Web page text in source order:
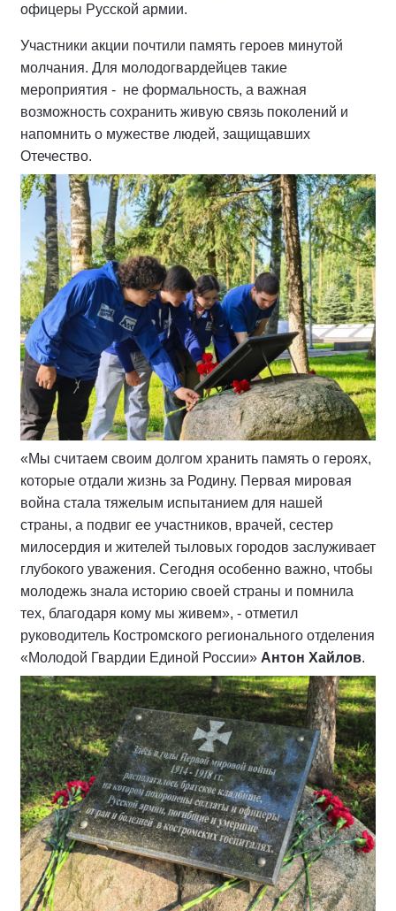
офицеры Русской армии.
Участники акции почтили память героев минутой
молчания. Для молодогвардейцев такие
мероприятия - не формальность, а важная
возможность сохранить живую связь поколений и
напомнить о мужестве людей, защищавших
Отечество.
«Мы считаем своим долгом хранить память о героях,
которые отдали жизнь за Родину. Первая мировая
война стала тяжелым испытанием для нашей
страны, а подвиг ее участников, врачей, сестер
милосердия и жителей тыловых городов заслуживает
глубокого уважения. Сегодня особенно важно, чтобы
молодежь знала историю своей страны и помнила
тех, благодаря кому мы живем», - отметил
руководитель Костромского регионального отделения
«Молодой Гвардии Единой России» Антон Хайлов.